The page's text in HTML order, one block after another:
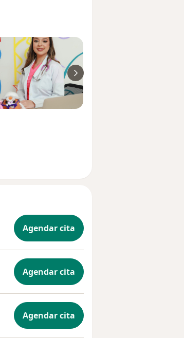
Agendar cita
Agendar cita
Agendar cita